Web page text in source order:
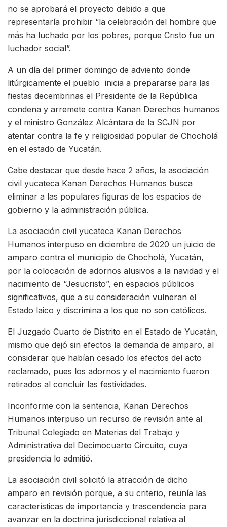
no se aprobará el proyecto debido a que
representaría prohibir “la celebración del hombre que
más ha luchado por los pobres, porque Cristo fue un
luchador social”.
A un día del primer domingo de adviento donde
litúrgicamente el pueblo inicia a prepararse para las
fiestas decembrinas el Presidente de la República
condena y arremete contra Kanan Derechos humanos
y el ministro González Alcántara de la SCJN por
atentar contra la fe y religiosidad popular de Chocholá
en el estado de Yucatán.
Cabe destacar que desde hace 2 años, la asociación
civil yucateca Kanan Derechos Humanos busca
eliminar a las populares figuras de los espacios de
gobierno y la administración pública.
La asociación civil yucateca Kanan Derechos
Humanos interpuso en diciembre de 2020 un juicio de
amparo contra el municipio de Chocholá, Yucatán,
por la colocación de adornos alusivos a la navidad y el
nacimiento de “Jesucristo”, en espacios públicos
significativos, que a su consideración vulneran el
Estado laico y discrimina a los que no son católicos.
El Juzgado Cuarto de Distrito en el Estado de Yucatán,
mismo que dejó sin efectos la demanda de amparo, al
considerar que habían cesado los efectos del acto
reclamado, pues los adornos y el nacimiento fueron
retirados al concluir las festividades.
Inconforme con la sentencia, Kanan Derechos
Humanos interpuso un recurso de revisión ante al
Tribunal Colegiado en Materias del Trabajo y
Administrativa del Decimocuarto Circuito, cuya
presidencia lo admitió.
La asociación civil solicitó la atracción de dicho
amparo en revisión porque, a su criterio, reunía las
características de importancia y trascendencia para
avanzar en la doctrina jurisdiccional relativa al